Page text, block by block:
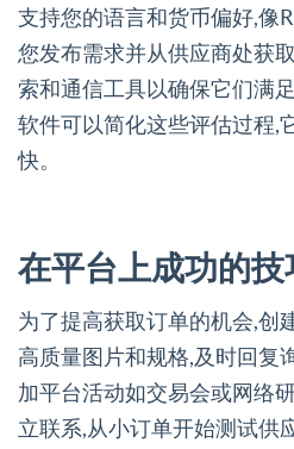
支持您的语言和货币偏好,像
您发布需求并从供应商处获
索和通信工具以确保它们满
软件可以简化这些评估过程,
快。
在平台上成功的技
为了提高获取订单的机会,创
高质量图片和规格,及时回复
加平台活动如交易会或网络
立联系,从小订单开始测试供